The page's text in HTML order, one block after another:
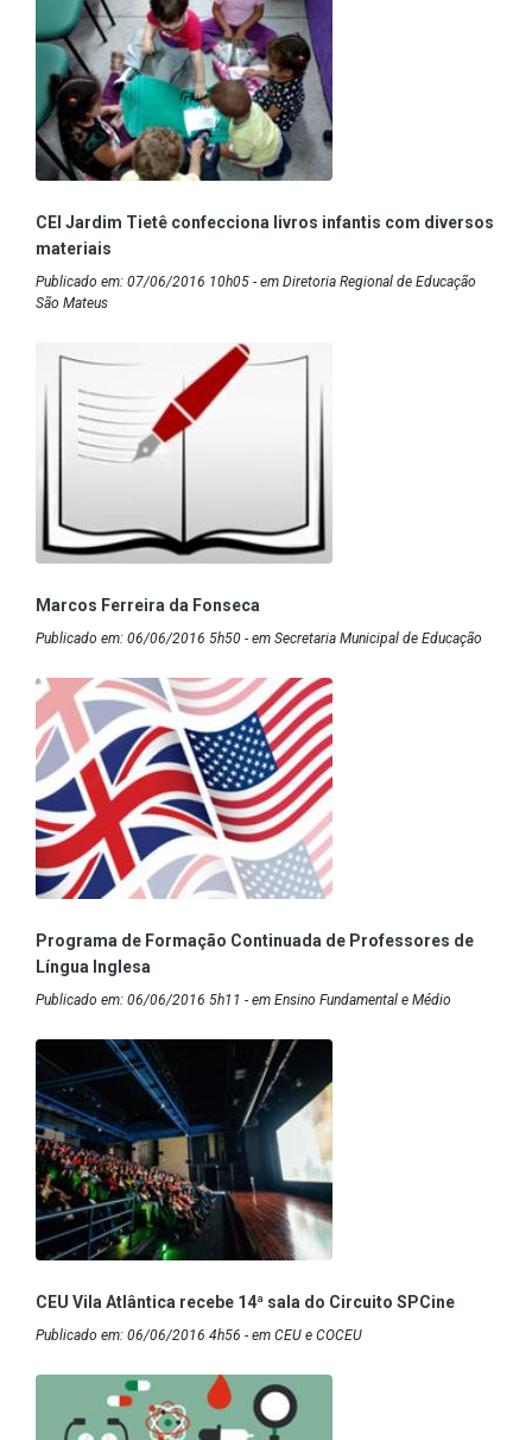
CEI Jardim Tietê confecciona livros infantis com diversos
materiais
Publicado em: 07/06/2016 10h05 - em Diretoria Regional de Educação
São Mateus
Marcos Ferreira da Fonseca
Publicado em: 06/06/2016 5h50 - em Secretaria Municipal de Educação
Programa de Formação Continuada de Professores de
Língua Inglesa
Publicado em: 06/06/2016 5h11 - em Ensino Fundamental e Médio
CEU Vila Atlântica recebe 14ª sala do Circuito SPCine
Publicado em: 06/06/2016 4h56 - em CEU e COCEU